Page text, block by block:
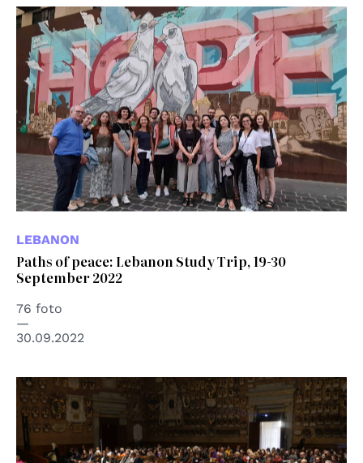
LEBANON
Paths of peace: Lebanon Study Trip, 19-30
September 2022
76 foto
30.09.2022